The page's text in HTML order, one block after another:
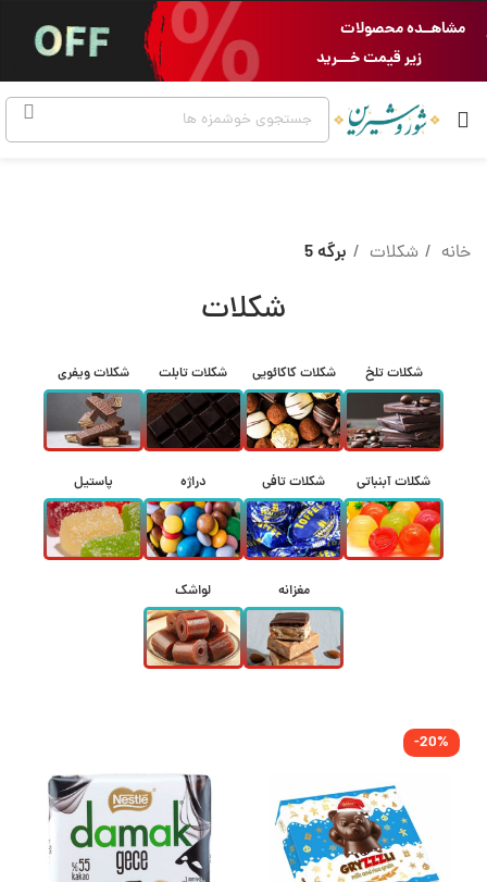
مشاهــده محصولات
زیر قیمت خـــرید
خانه شکلات برگه 5
شکلات
شکلات تلخ شکلات کاکائویی شکلات تابلت شکلات ویفری
شکلات آبنباتی شکلات تافی دراژه پاستیل
مغزانه لواشک
-20%